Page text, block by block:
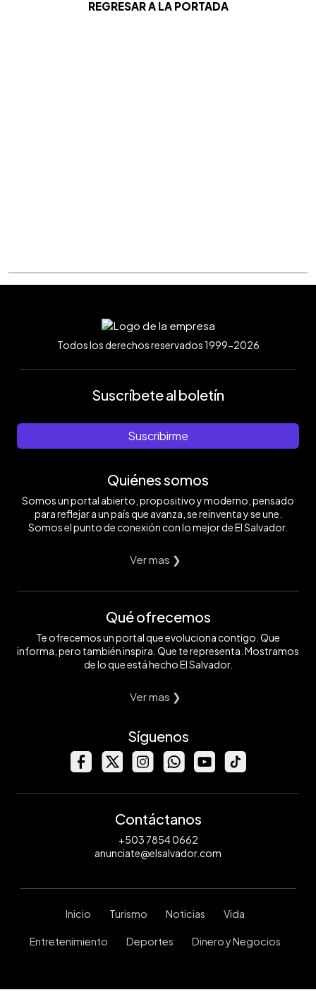
REGRESAR A LA PORTADA
Todos los derechos reservados 1999-2026
Suscríbete al boletín
Suscribirme
Quiénes somos
Somos un portal abierto, propositivo y moderno, pensado
para reflejar a un país que avanza, se reinventa y se une.
Somos el punto de conexión con lo mejor de El Salvador.
Ver mas ❯
Qué ofrecemos
Te ofrecemos un portal que evoluciona contigo. Que
informa, pero también inspira. Que te representa. Mostramos
de lo que está hecho El Salvador.
Ver mas ❯
Síguenos
Contáctanos
+503 7854 0662
anunciate@elsalvador.com
Inicio Turismo Noticias Vida
Entretenimiento Deportes Dinero y Negocios